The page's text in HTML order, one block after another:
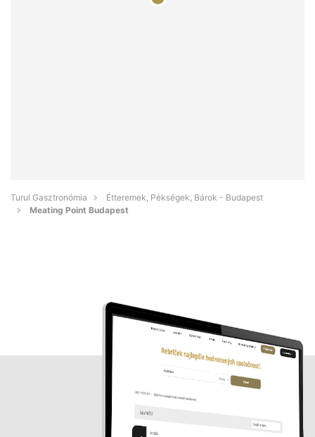
Turul Gasztronómia
Étteremek, Pékségek, Bárok - Budapest
Meating Point Budapest